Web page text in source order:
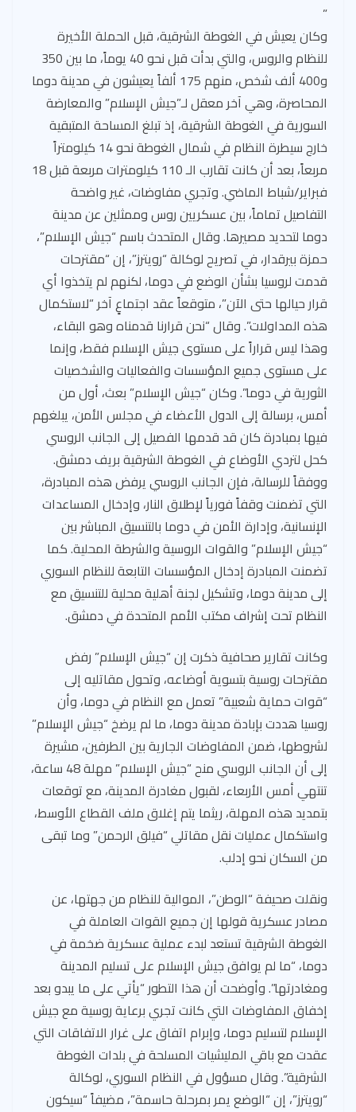
”
وكان يعيش في الغوطة الشرقية، قبل الحملة الأخيرة
للنظام والروس، والتي بدأت قبل نحو 40 يوماً، ما بين 350
و400 ألف شخص، منهم 175 ألفاً يعيشون في مدينة دوما
المحاصرة، وهي آخر معقل لـ”جيش الإسلام” والمعارضة
السورية في الغوطة الشرقية، إذ تبلغ المساحة المتبقية
خارج سيطرة النظام في شمال الغوطة نحو 14 كيلومتراً
مربعاً، بعد أن كانت تقارب الـ 110 كيلومترات مربعة قبل 18
فبراير/شباط الماضي. وتجري مفاوضات، غير واضحة
التفاصيل تماماً، بين عسكريين روس وممثلين عن مدينة
دوما لتحديد مصيرها. وقال المتحدث باسم “جيش الإسلام”،
حمزة بيرقدار، في تصريح لوكالة “رويترز”، إن “مقترحات
قدمت لروسيا بشأن الوضع في دوما، لكنهم لم يتخذوا أي
قرار حيالها حتى الآن”، متوقعاً عقد اجتماعٍ آخر “لاستكمال
هذه المداولات”. وقال “نحن قرارنا قدمناه وهو البقاء،
وهذا ليس قراراً على مستوى جيش الإسلام فقط، وإنما
على مستوى جميع المؤسسات والفعاليات والشخصيات
الثورية في دوما”. وكان “جيش الإسلام” بعث، أول من
أمس، برسالة إلى الدول الأعضاء في مجلس الأمن، يبلغهم
فيها بمبادرة كان قد قدمها الفصيل إلى الجانب الروسي
كحل لتردي الأوضاع في الغوطة الشرقية بريف دمشق.
ووفقاً للرسالة، فإن الجانب الروسي يرفض هذه المبادرة،
التي تضمنت وقفاً فورياً لإطلاق النار، وإدخال المساعدات
الإنسانية، وإدارة الأمن في دوما بالتنسيق المباشر بين
“جيش الإسلام” والقوات الروسية والشرطة المحلية. كما
تضمنت المبادرة إدخال المؤسسات التابعة للنظام السوري
إلى مدينة دوما، وتشكيل لجنة أهلية محلية للتنسيق مع
النظام تحت إشراف مكتب الأمم المتحدة في دمشق.
وكانت تقارير صحافية ذكرت إن “جيش الإسلام” رفض
مقترحات روسية بتسوية أوضاعه، وتحول مقاتليه إلى
“قوات حماية شعبية” تعمل مع النظام في دوما، وأن
روسيا هددت بإبادة مدينة دوما، ما لم يرضخ “جيش الإسلام”
لشروطها، ضمن المفاوضات الجارية بين الطرفين، مشيرة
إلى أن الجانب الروسي منح “جيش الإسلام” مهلة 48 ساعة،
تنتهي أمس الأربعاء، لقبول مغادرة المدينة، مع توقعات
بتمديد هذه المهلة، ريثما يتم إغلاق ملف القطاع الأوسط،
واستكمال عمليات نقل مقاتلي “فيلق الرحمن” وما تبقى
من السكان نحو إدلب.
ونقلت صحيفة “الوطن”، الموالية للنظام من جهتها، عن
مصادر عسكرية قولها إن جميع القوات العاملة في
الغوطة الشرقية تستعد لبدء عملية عسكرية ضخمة في
دوما، “ما لم يوافق جيش الإسلام على تسليم المدينة
ومغادرتها”. وأوضحت أن هذا التطور “يأتي على ما يبدو بعد
إخفاق المفاوضات التي كانت تجري برعاية روسية مع جيش
الإسلام لتسليم دوما، وإبرام اتفاق على غرار الاتفاقات التي
عقدت مع باقي المليشيات المسلحة في بلدات الغوطة
الشرقية”. وقال مسؤول في النظام السوري، لوكالة
“رويترز”، إن “الوضع يمر بمرحلة حاسمة”، مضيفاً “سيكون